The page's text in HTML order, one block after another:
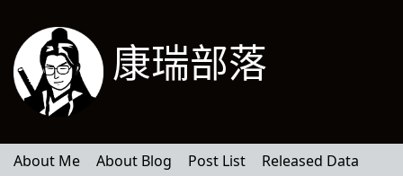
康瑞部落
About Me About Blog Post List Released Data